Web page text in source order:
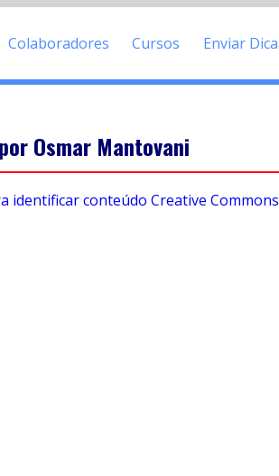
Colaboradores Cursos Enviar Dica
Osmar Mantovani
identificar conteúdo Creative Commons